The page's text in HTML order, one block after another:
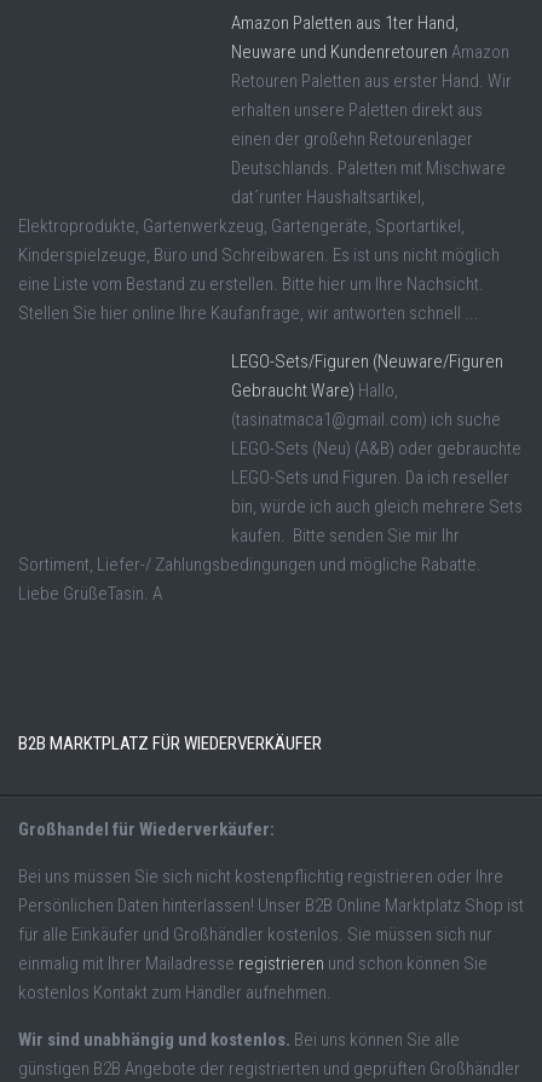
Amazon Paletten aus 1ter Hand,
Neuware und Kundenretouren Amazon
Retouren Paletten aus erster Hand. Wir
erhalten unsere Paletten direkt aus
einen der großehn Retourenlager
Deutschlands. Paletten mit Mischware
dat´runter Haushaltsartikel,
Elektroprodukte, Gartenwerkzeug, Gartengeräte, Sportartikel,
Kinderspielzeuge, Büro und Schreibwaren. Es ist uns nicht möglich
eine Liste vom Bestand zu erstellen. Bitte hier um Ihre Nachsicht.
Stellen Sie hier online Ihre Kaufanfrage, wir antworten schnell ...
LEGO-Sets/Figuren (Neuware/Figuren
Gebraucht Ware) Hallo,
(tasinatmaca1@gmail.com) ich suche
LEGO-Sets (Neu) (A&B) oder gebrauchte
LEGO-Sets und Figuren. Da ich reseller
bin, würde ich auch gleich mehrere Sets
kaufen. Bitte senden Sie mir Ihr
Sortiment, Liefer-/ Zahlungsbedingungen und mögliche Rabatte.
Liebe GrüßeTasin. A
B2B MARKTPLATZ FÜR WIEDERVERKÄUFER
Großhandel für Wiederverkäufer:
Bei uns müssen Sie sich nicht kostenpflichtig registrieren oder Ihre
Persönlichen Daten hinterlassen! Unser B2B Online Marktplatz Shop ist
für alle Einkäufer und Großhändler kostenlos. Sie müssen sich nur
einmalig mit Ihrer Mailadresse registrieren und schon können Sie
kostenlos Kontakt zum Händler aufnehmen.
Wir sind unabhängig und kostenlos. Bei uns können Sie alle
günstigen B2B Angebote der registrierten und geprüften Großhändler